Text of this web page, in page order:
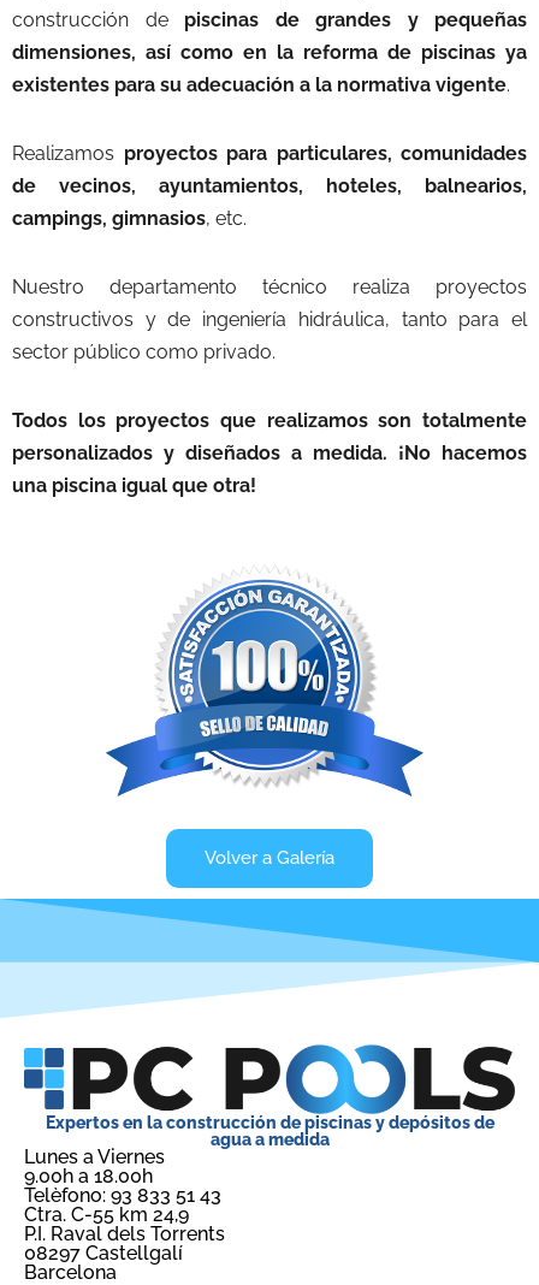
construcción de piscinas de grandes y pequeñas
dimensiones, así como en la reforma de piscinas ya
existentes para su adecuación a la normativa vigente.
Realizamos proyectos para particulares, comunidades
de vecinos, ayuntamientos, hoteles, balnearios,
campings, gimnasios, etc.
Nuestro departamento técnico realiza proyectos
constructivos y de ingeniería hidráulica, tanto para el
sector público como privado.
Todos los proyectos que realizamos son totalmente
personalizados y diseñados a medida. ¡No hacemos
una piscina igual que otra!
Volver a Galería
Expertos en la construcción de piscinas y depósitos de
agua a medida
Lunes a Viernes
9.00h a 18.00h
Telèfono: 93 833 51 43
Ctra. C-55 km 24,9
P.I. Raval dels Torrents
08297 Castellgalí
Barcelona